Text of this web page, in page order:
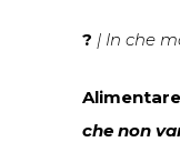
? | In che
che non